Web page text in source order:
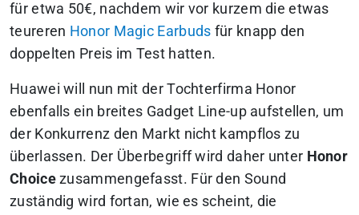
für etwa 50€, nachdem wir vor kurzem die etwas
teureren Honor Magic Earbuds für knapp den
doppelten Preis im Test hatten.
Huawei will nun mit der Tochterfirma Honor
ebenfalls ein breites Gadget Line-up aufstellen, um
der Konkurrenz den Markt nicht kampflos zu
überlassen. Der Überbegriff wird daher unter Honor
Choicezusammengefasst. Für den Sound
zuständig wird fortan, wie es scheint, die